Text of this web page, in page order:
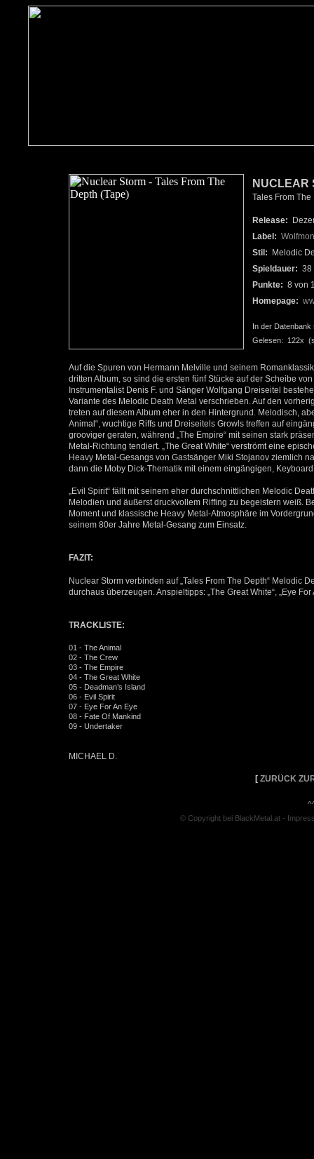
NUCLEAR
Tales From The
Release:
Label:
Stil: Melodic
Spieldauer: 38
Punkte: 8 von
Homepage:
In der Datenbank
Gelesen: 122x
Auf die Spuren von Hermann Melville und seinem
dritten Album, so sind die ersten fünf Stücke auf der Scheibe
Instrumentalist Denis F. und Sänger Wolfgang Dreiseitel
Variante des Melodic Death Metal verschrieben. Auf den
treten auf diesem Album eher in den Hintergrund. Melodisch,
Animal“, wuchtige Riffs und Dreiseitels Growls treffen auf
grooviger geraten, während „The Empire“ mit seinen stark
Metal-Richtung tendiert. „The Great White“ verströmt eine
Heavy Metal-Gesangs von Gastsänger Miki Stojanov ziemlich
dann die Moby Dick-Thematik mit einem eingängigen,
„Evil Spirit“ fällt mit seinem eher durchschnittlichen Melodic
Melodien und äußerst druckvollem Riffing zu begeistern weiß.
Moment und klassische Heavy Metal-Atmosphäre im
seinem 80er Jahre Metal-Gesang zum Einsatz.
FAZIT:
Nuclear Storm verbinden auf „Tales From The Depth“ Melodic
durchaus überzeugen. Anspieltipps: „The Great White“, „Eye For
TRACKLISTE:
01 - The Animal
02 - The Crew
03 - The Empire
04 - The Great White
05 - Deadman’s Island
06 - Evil Spirit
07 - Eye For An Eye
08 - Fate Of Mankind
09 - Undertaker
MICHAEL D.
[ ZURÜCK
© Copyright bei BlackMetal.at -